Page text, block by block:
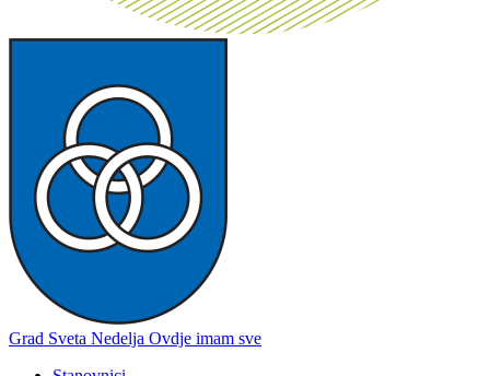
Grad Sveta Nedelja Ovdje imam sve